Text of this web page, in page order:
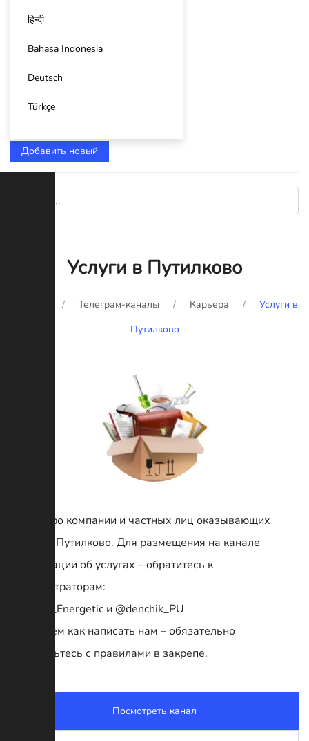
हिन्दी
Bahasa Indonesia
Deutsch
Türkçe
Добавить новый
Услуги в Путилково
Телеграм-каналы Карьера
Услуги в
Путилково
Канал про компании и частных лиц оказывающих
услуги в Путилково. Для размещения на канале
информации об услугах – обратитесь к
администраторам:
@Mihail_Energetic и @denchik_PU
Перед тем как написать нам – обязательно
ознакомьтесь с правилами в закрепе.
Посмотреть канал